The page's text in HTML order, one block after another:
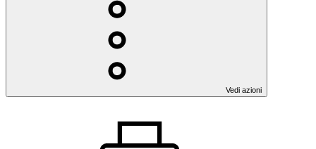
Vedi azioni